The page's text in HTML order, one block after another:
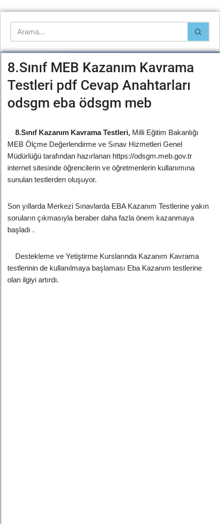
8.Sınıf MEB Kazanım Kavrama
Testleri pdf Cevap Anahtarları
odsgm eba ödsgm meb
8.Sınıf Kazanım Kavrama Testleri, Milli Eğitim Bakanlığı
MEB Ölçme Değerlendirme ve Sınav Hizmetleri Genel
Müdürlüğü tarafından hazırlanan https://odsgm.meb.gov.tr
internet sitesinde öğrencilerin ve öğretmenlerin kullanımına
sunulan testlerden oluşuyor.
Son yıllarda Merkezi Sınavlarda EBA Kazanım Testlerine yakın
soruların çıkmasıyla beraber daha fazla önem kazanmaya
başladı .
Destekleme ve Yetiştirme Kurslarında Kazanım Kavrama
testlerinin de kullanılmaya başlaması Eba Kazanım testlerine
olan ilgiyi artırdı.